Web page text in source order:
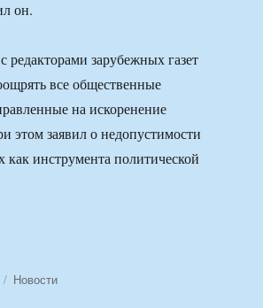
он.
редакторами зарубежных газет
все общественные
на искоренение
этом заявил о недопустимости
как инструмента политической
Рубрики
Новости